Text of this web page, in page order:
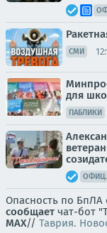
СМИ
для
ПАБЛИКИ
ОФИЦ.
Опасность по БпЛА
сообщает чат-бот
MAX// Таврия.